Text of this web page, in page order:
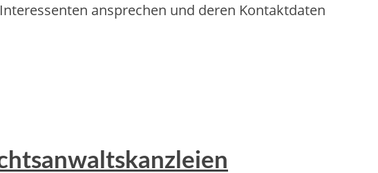
ansprechen und deren Kontaktdaten